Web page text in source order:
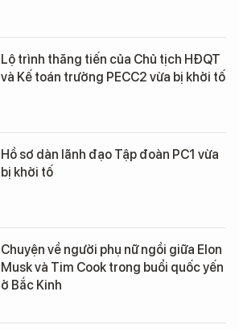
Lộ trình thăng tiến của Chủ tịch HĐQT
và Kế toán trưởng PECC2 vừa bị khởi tố
Hồ sơ dàn lãnh đạo Tập đoàn PC1 vừa
bị khởi tố
Chuyện về người phụ nữ ngồi giữa Elon
Musk và Tim Cook trong buổi quốc yến
ở Bắc Kinh